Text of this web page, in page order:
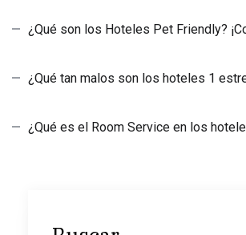
¿Qué son los Hoteles Pet Friendly?
¿Qué tan malos son los hoteles 1
¿Qué es el Room Service en los